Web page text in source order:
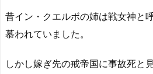
昔イン・クエルボの姉は戦女神と
慕われていました。
しかし嫁ぎ先の戒帝国に事故死と